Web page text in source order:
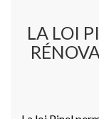
LA LOI